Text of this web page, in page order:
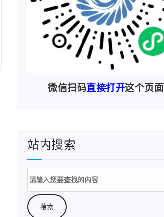
微信扫码直接打开这个页面
站内搜索
索：